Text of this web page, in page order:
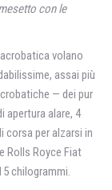
con le
volano
assai più
— dei pur
apertura alare, 4
corsa per alzarsi in
Rolls Royce Fiat
chilogrammi.